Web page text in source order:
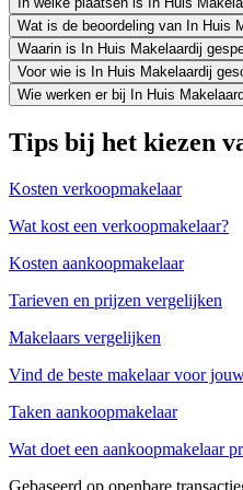
Wat is de beoordeling van In Huis
Waarin is In Huis Makelaardij
Voor wie is In Huis Makelaardij
Wie werken er bij In Huis
Tips bij het kiezen
Kosten verkoopmakelaar
Wat kost een verkoopmakelaar?
Kosten aankoopmakelaar
Tarieven en prijzen vergelijken
Makelaars vergelijken
Vind de beste makelaar voor
Taken aankoopmakelaar
Wat doet een aankoopmakelaar